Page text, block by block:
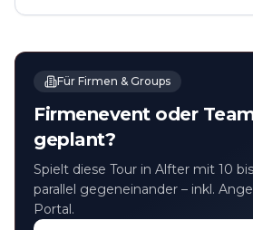
Für Firmen & Groups
Firmenevent oder
geplant?
Spielt diese Tour in Alfter⁠ mit 10
parallel gegeneinander – inkl.
Portal.